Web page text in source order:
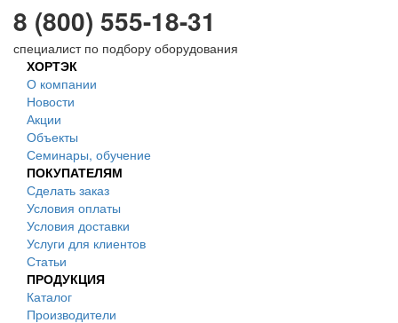
8 (800) 555-18-31
специалист по подбору оборудования
ХОРТЭК
О компании
Новости
Акции
Объекты
Семинары, обучение
ПОКУПАТЕЛЯМ
Сделать заказ
Условия оплаты
Условия доставки
Услуги для клиентов
Статьи
ПРОДУКЦИЯ
Каталог
Производители